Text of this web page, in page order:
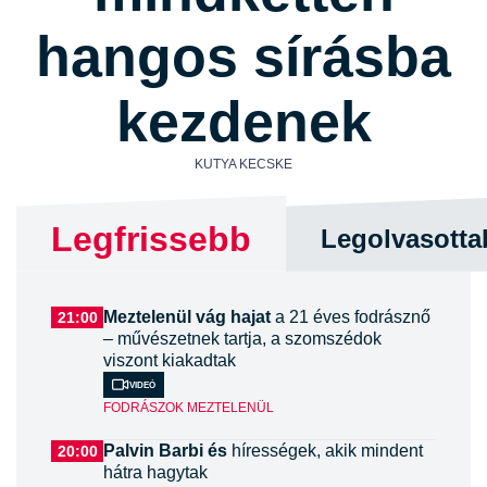
hangos sírásba
kezdenek
KUTYA KECSKE
Legfrissebb
21:00 Meztelenül vág hajat a 21 éves fodrásznő
– művészetnek tartja, a szomszédok
viszont kiakadtak
Videó
FODRÁSZOK MEZTELENÜL
20:00 Palvin Barbi és hírességek, akik mindent
hátra hagytak